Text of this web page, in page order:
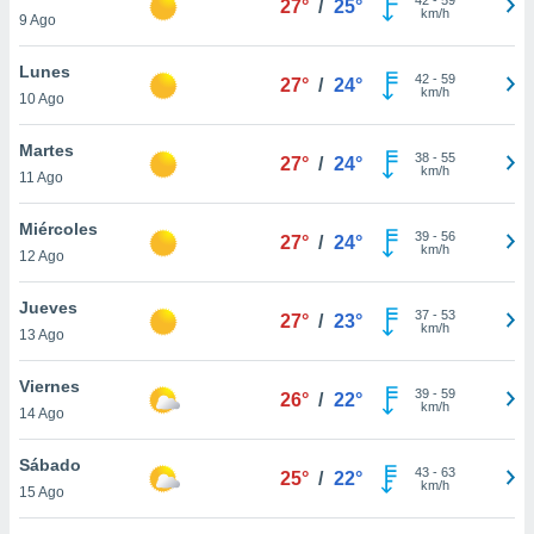
más
nuestra
y
de
disponible
cookies
aceptar
9 Ago
27° / 25°
km/h
Lunes
10 Ago
27° / 24° 42- 59
km/h
Martes
11 Ago
27° / 24° 38- 55
km/h
Miércoles
12 Ago
27° / 24° 39- 56
km/h
Jueves
13 Ago
27° / 23° 37- 53
km/h
Viernes
14 Ago
26° / 22° 39- 59
km/h
Sábado
15 Ago
25° / 22° 43- 63
km/h